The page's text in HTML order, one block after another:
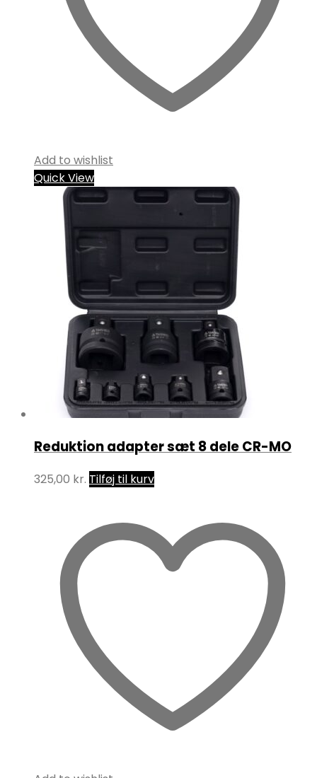
Add to wishlist
Quick View
Reduktion adapter sæt 8 dele CR-MO
325,00 kr. Tilføj til kurv